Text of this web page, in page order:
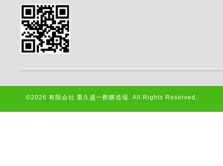
©2026 有限会社 重久盛一酢醸造場. All Rights Reserved.